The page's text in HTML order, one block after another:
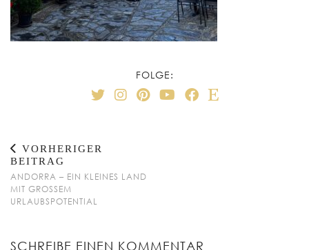
FOLGE:
VORHERIGER
BEITRAG
ANDORRA – EIN KLEINES LAND
MIT GROSSEM U
RLAUBSPOTENTIAL
SCHREIBE EINEN KOMMENTAR